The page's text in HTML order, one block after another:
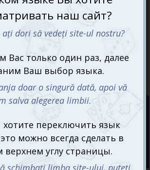
399mdl
СООБЩИТЬ О ПОСТУПЛЕНИИ